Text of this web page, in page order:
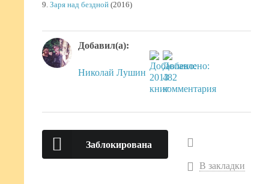
9. Заря над бездной (2016)
Добавил(а):
Николай Лушин
Заблокирована
В закладки